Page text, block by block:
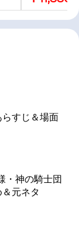
らすじ＆場面
・神の騎士団
＆元ネタ